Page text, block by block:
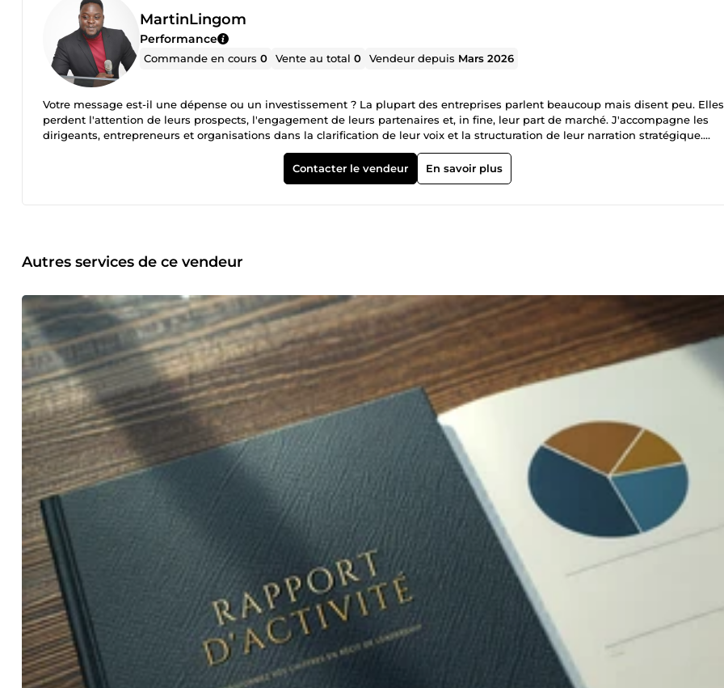
MartinLingom
Performance
Commande en cours0 Vente au total0 Vendeur depuis Mars 2026
Votre message est-il une dépense ou un investissement ? La plupart des entreprises parlent beaucoup mais disent peu. Elles
perdent l'attention de leurs prospects, l'engagement de leurs partenaires et, in fine, leur part de marché. J'accompagne les
dirigeants, entrepreneurs et organisations dans la clarification de leur voix et la structuration de leur narration stratégique.
Pourquoi me confier vos projets ? Mon approche ne repose pas sur du simple remplissage de contenu. J'utilise l'ingénierie
narrative pour transformer une idée complexe en un levier de mobilisation. Que vous soyez une startup en phase de levée de
fonds, une PME cherchant à conquérir de nouveaux marchés ou une organisation internationale, je structure votre
pour des acteurs majeurs de l'écosystème entrepreneurial en Afrique et en Europe. Cette double culture me permet de
Contacter le vendeur En savoir plus
Autres services de ce vendeur